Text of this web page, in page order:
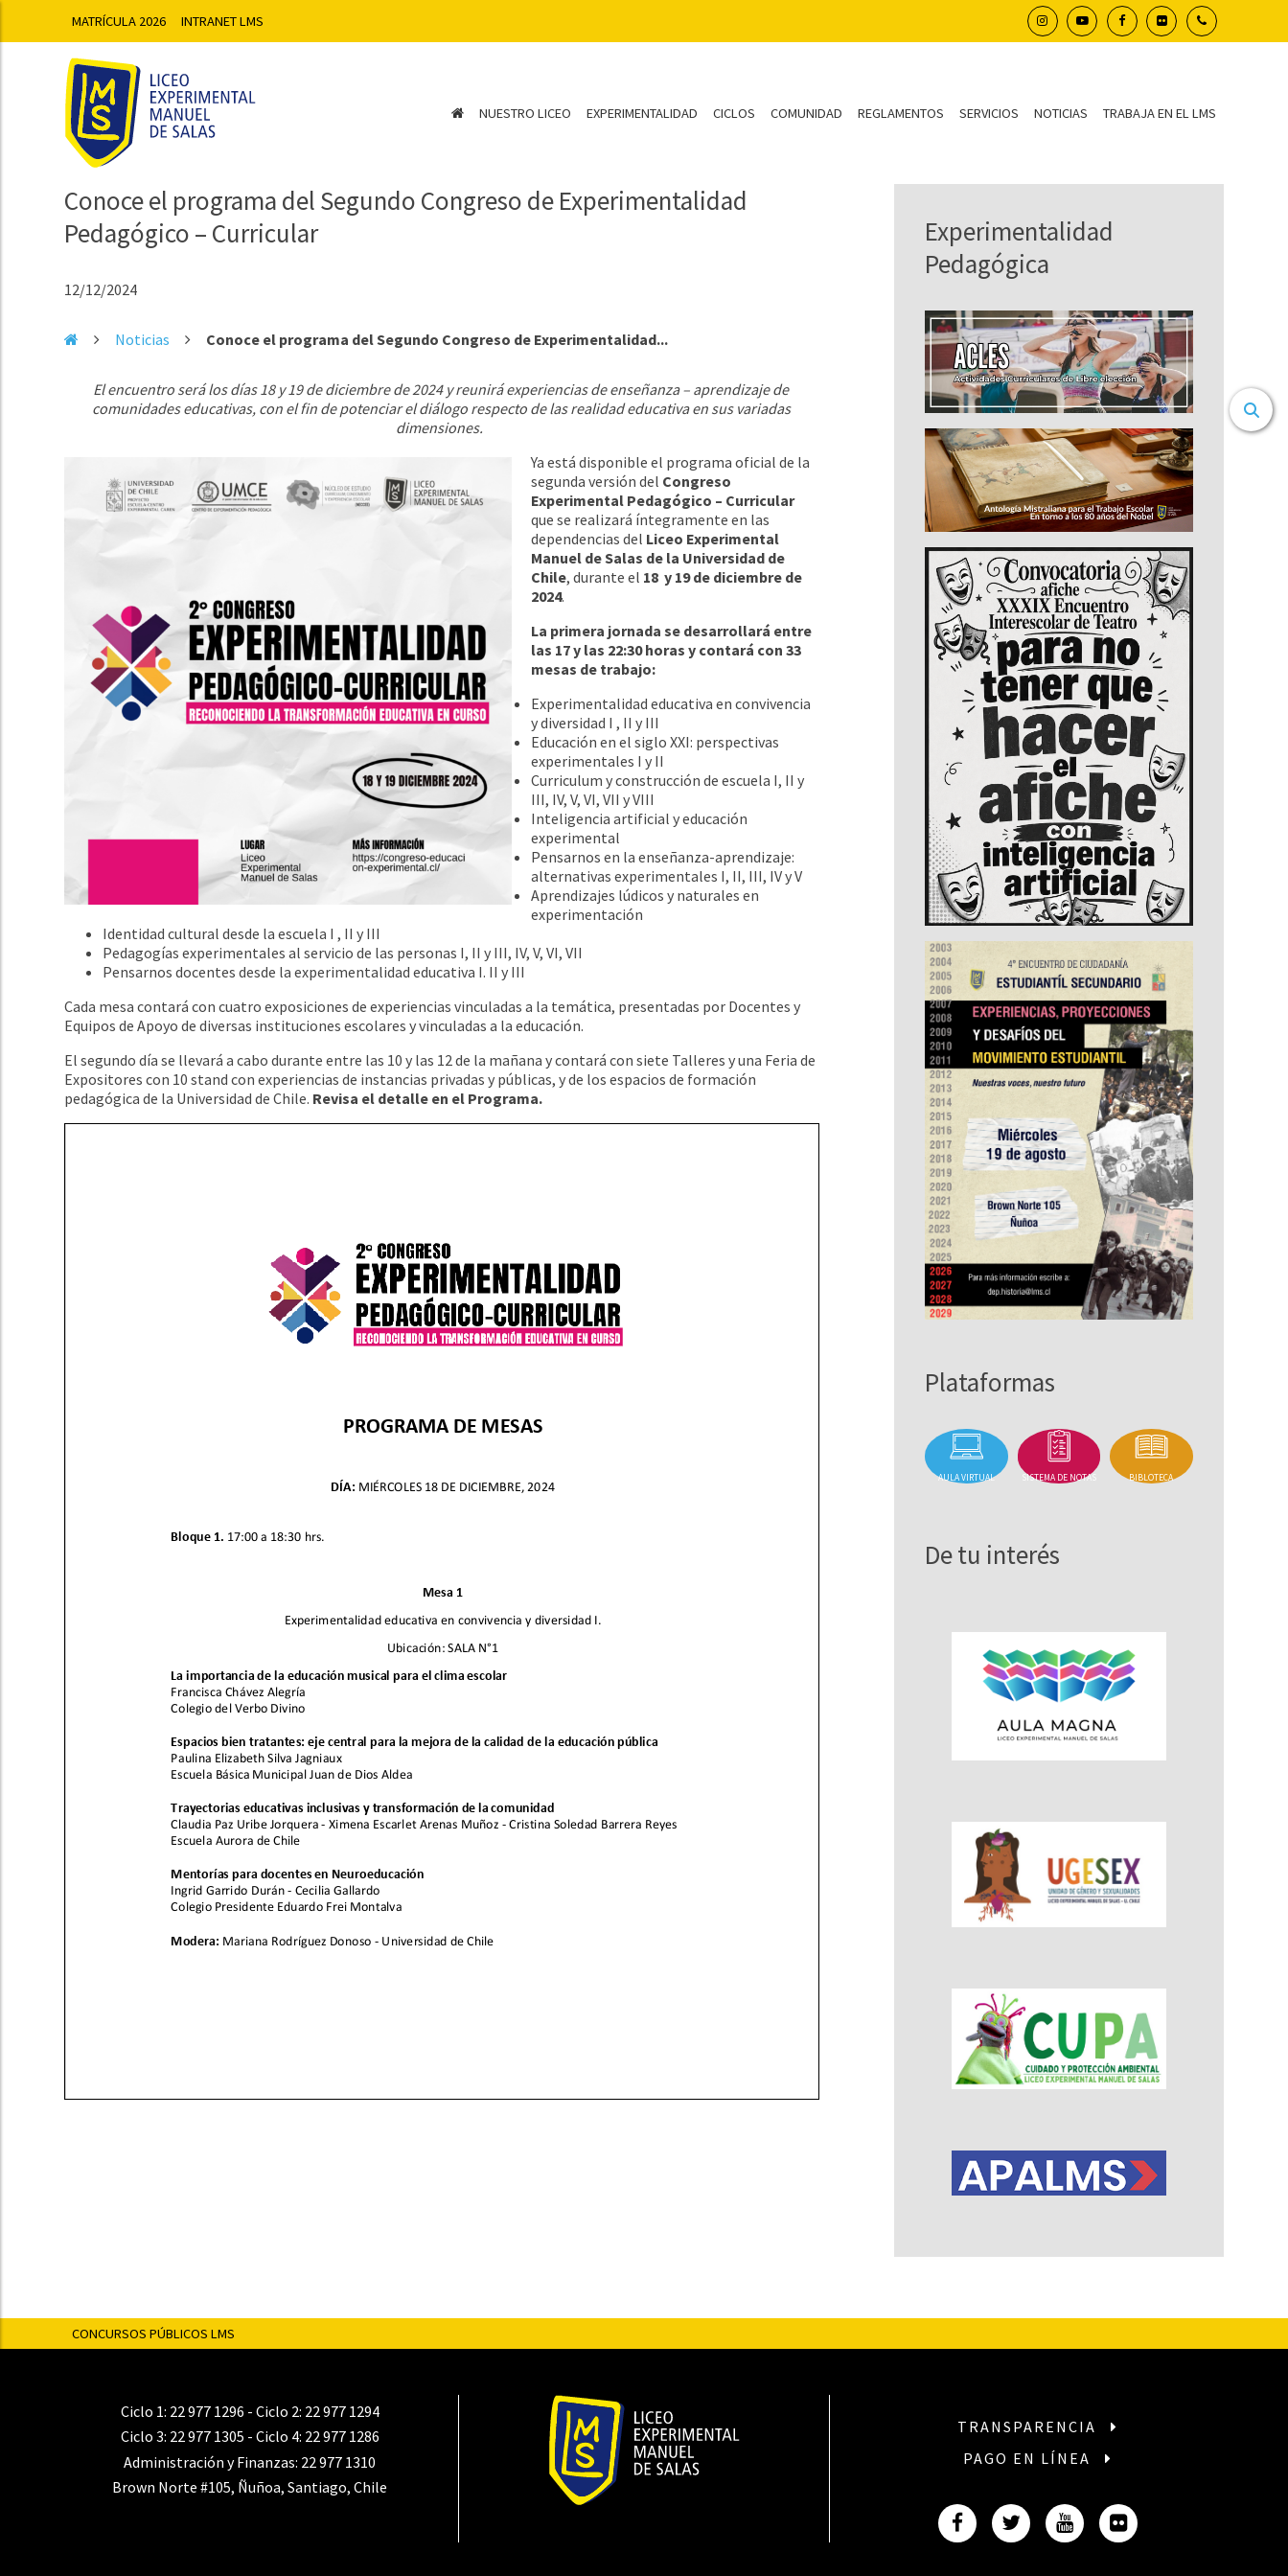
MATRÍCULA 2026 INTRANET LMS
NUESTRO LICEO EXPERIMENTALIDAD CICLOS COMUNIDAD REGLAMENTOS SERVICIOS NOTICIAS TRABAJA EN EL LMS
Conoce el programa del Segundo Congreso de Experimentalidad
Pedagógico – Curricular
12/12/2024
Noticias Conoce el programa del Segundo Congreso de Experimentalidad...
El encuentro será los días 18 y 19 de diciembre de 2024 y reunirá experiencias de enseñanza – aprendizaje de
comunidades educativas, con el fin de potenciar el diálogo respecto de las realidad educativa en sus variadas
dimensiones.
Ya está disponible el programa oficial de la
segunda versión del Congreso
Experimental Pedagógico – Curricular
que se realizará íntegramente en las
dependencias del Liceo Experimental
Manuel de Salas de la Universidad de
Chile, durante el 18 y 19 de diciembre de
2024.
La primera jornada se desarrollará entre
las 17 y las 22:30 horas y contará con 33
mesas de trabajo:
Experimentalidad educativa en convivencia
y diversidad I , II y III
Educación en el siglo XXI: perspectivas
experimentales I y II
Curriculum y construcción de escuela I, II y
III, IV, V, VI, VII y VIII
Inteligencia artificial y educación
experimental
Pensarnos en la enseñanza-aprendizaje:
alternativas experimentales I, II, III, IV y V
Aprendizajes lúdicos y naturales en
experimentación
Identidad cultural desde la escuela I , II y III
Pedagogías experimentales al servicio de las personas I, II y III, IV, V, VI, VII
Pensarnos docentes desde la experimentalidad educativa I. II y III
Cada mesa contará con cuatro exposiciones de experiencias vinculadas a la temática, presentadas por Docentes y
Equipos de Apoyo de diversas instituciones escolares y vinculadas a la educación.
El segundo día se llevará a cabo durante entre las 10 y las 12 de la mañana y contará con siete Talleres y una Feria de
Expositores con 10 stand con experiencias de instancias privadas y públicas, y de los espacios de formación
pedagógica de la Universidad de Chile. Revisa el detalle en el Programa.
Experimentalidad
Pedagógica
Plataformas
AULA VIRTUAL SISTEMA DE NOTAS BIBLOTECA
De tu interés
CONCURSOS PÚBLICOS LMS
Ciclo 1: 22 977 1296 - Ciclo 2: 22 977 1294
Ciclo 3: 22 977 1305 - Ciclo 4: 22 977 1286
Administración y Finanzas: 22 977 1310
Brown Norte #105, Ñuñoa, Santiago, Chile
TRANSPARENCIA
PAGO EN LÍNEA